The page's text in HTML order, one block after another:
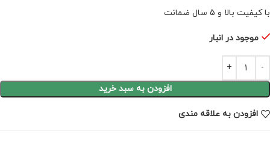
با کیفیت بالا و 5 سال ضمانت
موجود در انبار
افزودن به سبد خرید
افزودن به علاقه مندی